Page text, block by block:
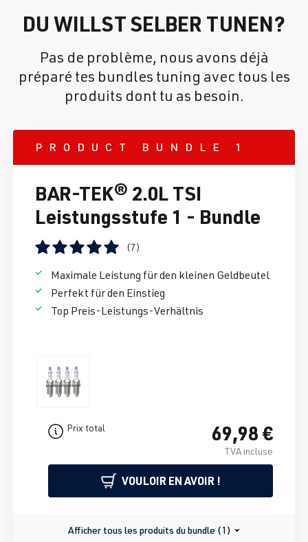
DU WILLST SELBER TUNEN?
Pas de problème, nous avons déjà
préparé tes bundles tuning avec tous les
produits dont tu as besoin.
PRODUCT BUNDLE 1
BAR-TEK® 2.0L TSI
Leistungsstufe 1 - Bundle
(7)
Maximale Leistung für den kleinen Geldbeutel
Perfekt für den Einstieg
Top Preis-Leistungs-Verhältnis
Prix total 69,98 €
TVA incluse
VOULOIR EN AVOIR !
Afficher tous les produits du bundle (1)